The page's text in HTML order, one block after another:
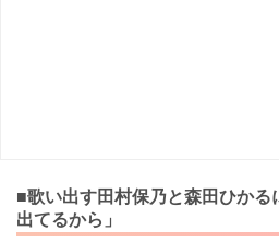
■歌い出す田村保乃と森田ひかる
出てるから」